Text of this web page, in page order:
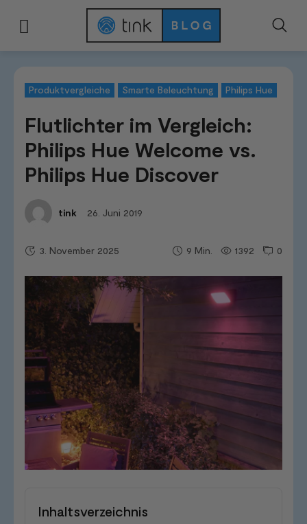
Produktvergleiche Smarte Beleuchtung Philips Hue
Flutlichter im Vergleich:
Philips Hue Welcome vs.
Philips Hue Discover
tink 26. Juni 2019
0
1392
9 Min.
3. November 2025
Inhaltsverzeichnis